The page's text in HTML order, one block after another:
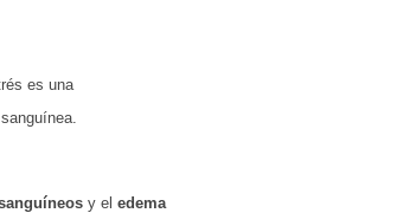
es una
y el edema